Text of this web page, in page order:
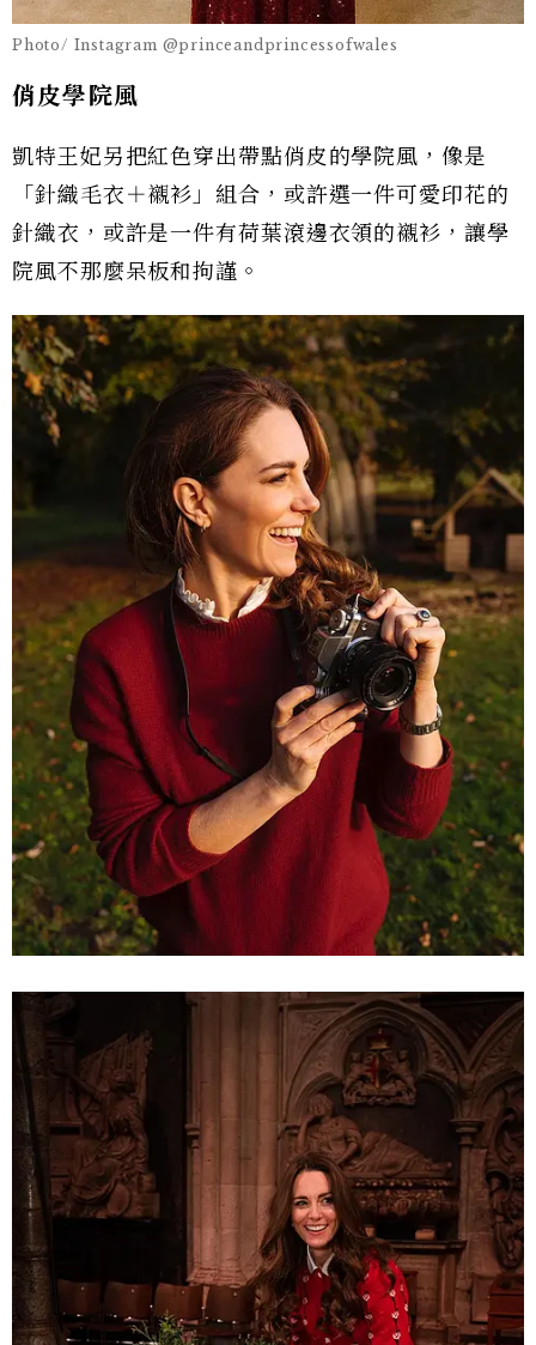
Photo/ Instagram @princeandprincessofwales
俏皮學院風
凱特王妃另把紅色穿出帶點俏皮的學院風，像是
「針織毛衣＋襯衫」組合，或許選一件可愛印花的
針織衣，或許是一件有荷葉滾邊衣領的襯衫，讓學
院風不那麼呆板和拘謹。